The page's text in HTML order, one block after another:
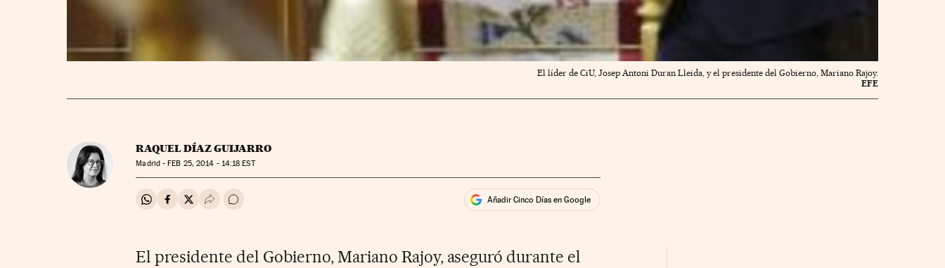
El líder de CiU, Josep Antoni Duran Lleida, y el presidente del Gobierno, Mariano Rajoy.
EFE
RAQUEL DÍAZ GUIJARRO
Madrid - FEB 25, 2014 - 14:18 EST
Compartir en Whatsapp
Compartir en Facebook
Compartir en Twitter
Desplegar Redes Sociales
Ir a los comentarios Añadir Cinco Días en Google
El presidente del Gobierno, Mariano Rajoy, aseguró durante el